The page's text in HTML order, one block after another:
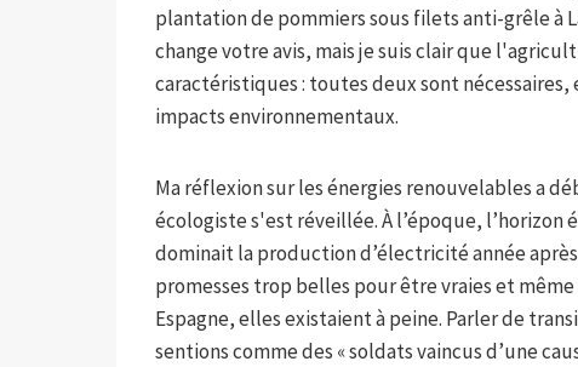
plantation de pommiers sous filets anti-grêle à
change votre avis, mais je suis clair que
caractéristiques : toutes deux sont
impacts environnementaux.
Ma réflexion sur les énergies renouvelables a
écologiste s'est réveillée. À l’époque,
dominait la production d’électricité année
promesses trop belles pour être vraies et
Espagne, elles existaient à peine. Parler de
sentions comme des « soldats vaincus d’une